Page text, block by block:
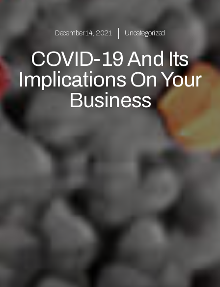
December 14, 2021 Uncategorized
COVID-19 And Its
Implications On Your
Business